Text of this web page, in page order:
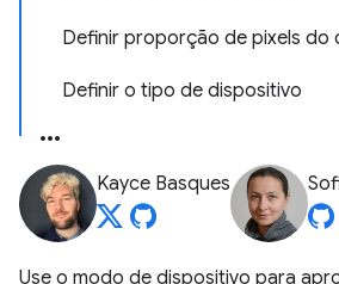
Definir proporção de pixels do
Definir o tipo de dispositivo
Kayce Basques
Use o modo de dispositivo para